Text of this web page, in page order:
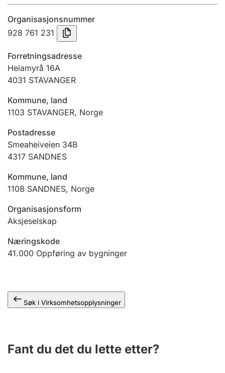
Innsending og forsinkelsesgebyr
Tinglysing
Jeger
Ektepaktveileder
Andre tema
Organisasjonsnummer
928 761 231
Forretningsadresse
Heiamyrå 16A
4031 STAVANGER
Kommune, land
1103 STAVANGER, Norge
Postadresse
Smeaheiveien 34B
4317 SANDNES
Kommune, land
1108 SANDNES, Norge
Organisasjonsform
Aksjeselskap
Næringskode
41.000 Oppføring av bygninger
Søk i Virksomhetsopplysninger
Fant du det du lette etter?